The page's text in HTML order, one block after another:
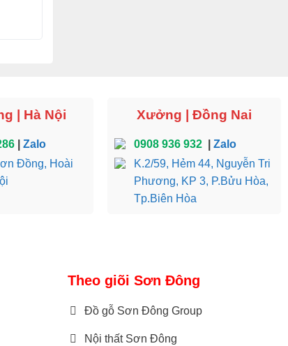
| Hà Nội
|Zalo
Đồng, Hoài
Xưởng | Đồng Nai
0908 936 932
Zalo
K.2/59, Hẻm 44, Nguyễn Tri
Phương, KP 3, P.Bửu Hòa,
Tp.Biên Hòa
Theo giõi Sơn Đông
Đồ gỗ Sơn Đông Group
Nội thất Sơn Đông